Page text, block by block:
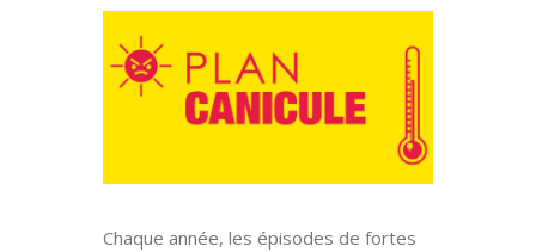
l'image
agrandie
Chaque année, les épisodes de fortes